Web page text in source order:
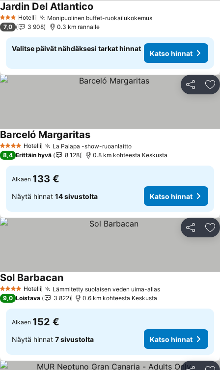
3 Tähtiluokitus
Hotelli Monipuolinen buffet-ruokailukokemus
Jardin Del Atlantico
7,0 3 908 0.3 km rannalle
Valitse päivät nähdäksesi tarkat hinnat
Katso hinnat
Jaa
4 Tähtiluokitus
Hotelli La Palapa -show-ruoanlaitto
Barceló Margaritas
8,4 Erittäin hyvä 8 128 0.8 km kohteesta Keskusta
Alkaen 133 €
Näytä hinnat 14 sivustolta Katso hinnat
Jaa
4 Tähtiluokitus
Hotelli Lämmitetty suolaisen veden uima-allas
Sol Barbacan
9,0 Loistava 3 822 0.6 km kohteesta Keskusta
Alkaen 152 €
Näytä hinnat 7 sivustolta Katso hinnat